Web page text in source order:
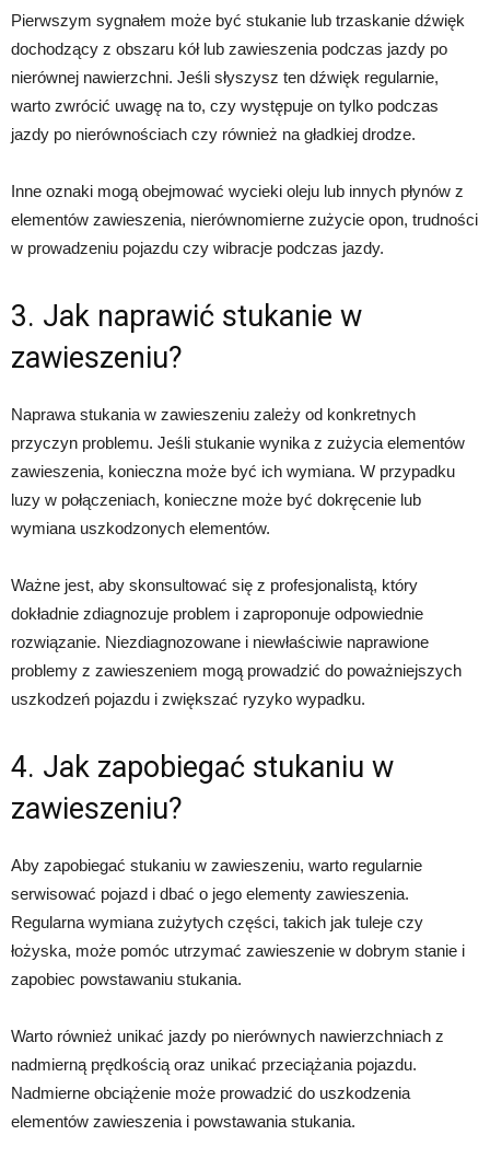
Pierwszym sygnałem może być stukanie lub trzaskanie dźwięk
dochodzący z obszaru kół lub zawieszenia podczas jazdy po
nierównej nawierzchni. Jeśli słyszysz ten dźwięk regularnie,
warto zwrócić uwagę na to, czy występuje on tylko podczas
jazdy po nierównościach czy również na gładkiej drodze.
Inne oznaki mogą obejmować wycieki oleju lub innych płynów z
elementów zawieszenia, nierównomierne zużycie opon, trudności
w prowadzeniu pojazdu czy wibracje podczas jazdy.
3. Jak naprawić stukanie w
zawieszeniu?
Naprawa stukania w zawieszeniu zależy od konkretnych
przyczyn problemu. Jeśli stukanie wynika z zużycia elementów
zawieszenia, konieczna może być ich wymiana. W przypadku
luzy w połączeniach, konieczne może być dokręcenie lub
wymiana uszkodzonych elementów.
Ważne jest, aby skonsultować się z profesjonalistą, który
dokładnie zdiagnozuje problem i zaproponuje odpowiednie
rozwiązanie. Niezdiagnozowane i niewłaściwie naprawione
problemy z zawieszeniem mogą prowadzić do poważniejszych
uszkodzeń pojazdu i zwiększać ryzyko wypadku.
4. Jak zapobiegać stukaniu w
zawieszeniu?
Aby zapobiegać stukaniu w zawieszeniu, warto regularnie
serwisować pojazd i dbać o jego elementy zawieszenia.
Regularna wymiana zużytych części, takich jak tuleje czy
łożyska, może pomóc utrzymać zawieszenie w dobrym stanie i
zapobiec powstawaniu stukania.
Warto również unikać jazdy po nierównych nawierzchniach z
nadmierną prędkością oraz unikać przeciążania pojazdu.
Nadmierne obciążenie może prowadzić do uszkodzenia
elementów zawieszenia i powstawania stukania.